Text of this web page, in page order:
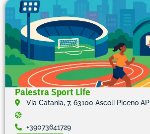
Palestra Sport Life
Via Catania, 7, 63100 Ascoli Piceno AP
+39073641729